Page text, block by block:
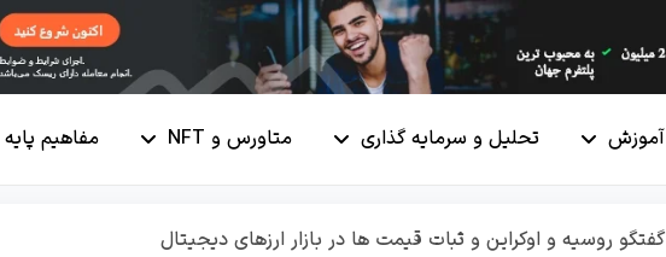
آموزش تحلیل و سرمایه گذاری متاورس و NFT مفاهیم پایه
گفتگو روسیه و اوکراین و ثبات قیمت ها در بازار ارزهای دیجیتال